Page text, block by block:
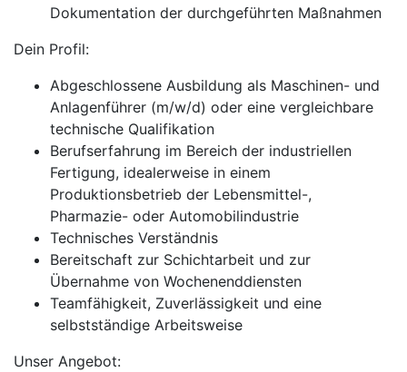
Dokumentation der durchgeführten Maßnahmen
Dein Profil:
Abgeschlossene Ausbildung als Maschinen- und
Anlagenführer (m/w/d) oder eine vergleichbare
technische Qualifikation
Berufserfahrung im Bereich der industriellen
Fertigung, idealerweise in einem
Produktionsbetrieb der Lebensmittel-,
Pharmazie- oder Automobilindustrie
Technisches Verständnis
Bereitschaft zur Schichtarbeit und zur
Übernahme von Wochenenddiensten
Teamfähigkeit, Zuverlässigkeit und eine
selbstständige Arbeitsweise
Unser Angebot: